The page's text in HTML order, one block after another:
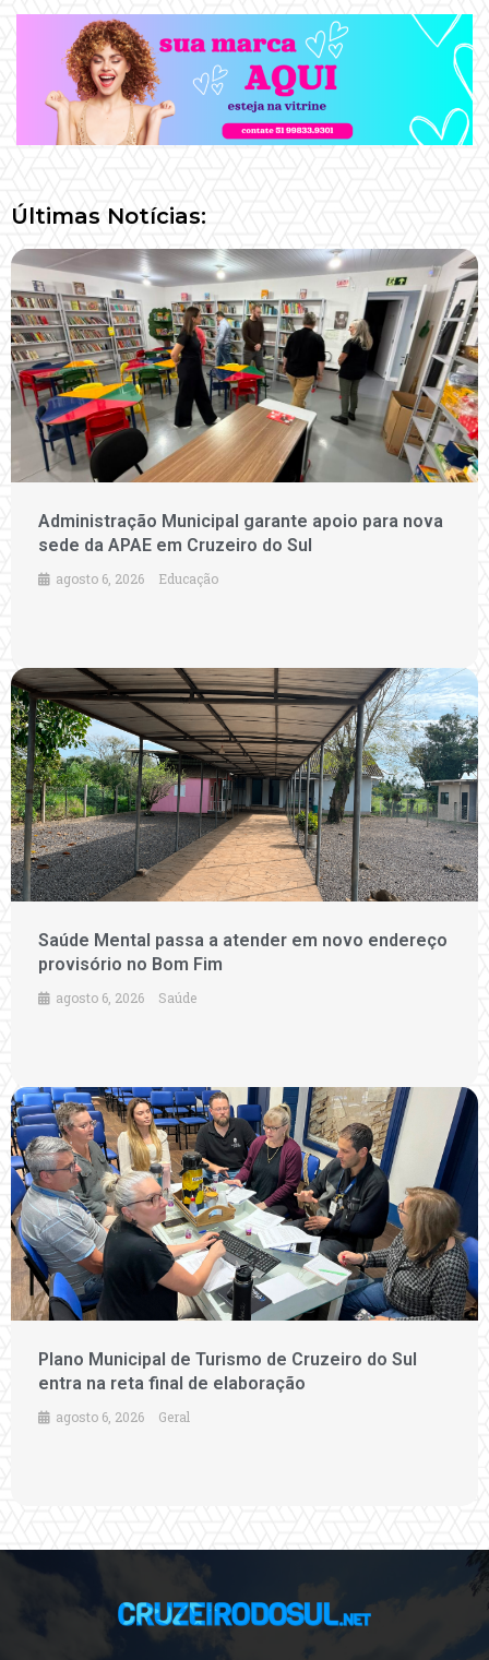
Últimas Notícias:
Administração Municipal garante apoio para nova
sede da APAE em Cruzeiro do Sul
agosto 6, 2026 Educação
Saúde Mental passa a atender em novo endereço
provisório no Bom Fim
agosto 6, 2026 Saúde
Plano Municipal de Turismo de Cruzeiro do Sul
entra na reta final de elaboração
agosto 6, 2026 Geral